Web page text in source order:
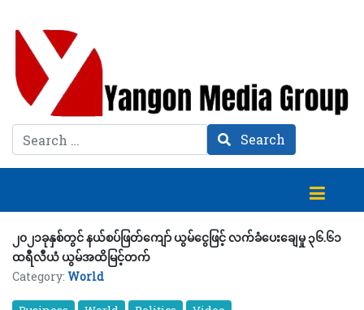
Search Search
၂၀၂၁ခုနှစ်တွင် နယ်စပ်ဖြတ်ကျော် ယွမ်ငွေဖြင့် လက်ခံပေးချေမှု ၃၆.၆၁
ထရီလီယံ ယွမ်အထိမြင့်တက်
Category: World